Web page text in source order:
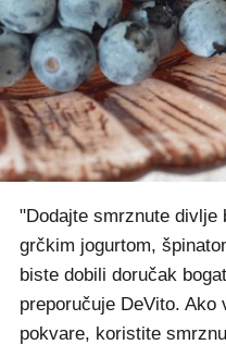
"Dodajte smrznute divlje
grčkim jogurtom,
biste dobili doručak
preporučuje DeVito.
pokvare, koristite